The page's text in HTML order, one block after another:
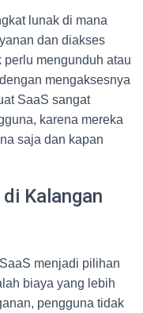
lunak di mana
dan diakses
mengunduh atau
mengaksesnya
SaaS sangat
karena mereka
saja dan kapan
Kalangan
menjadi pilihan
biaya yang lebih
pengguna tidak